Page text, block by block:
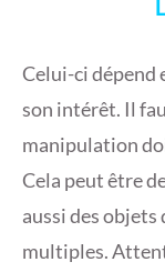
Celui-ci dépend
son intérêt. Il
manipulation
Cela peut être
aussi des
multiples.